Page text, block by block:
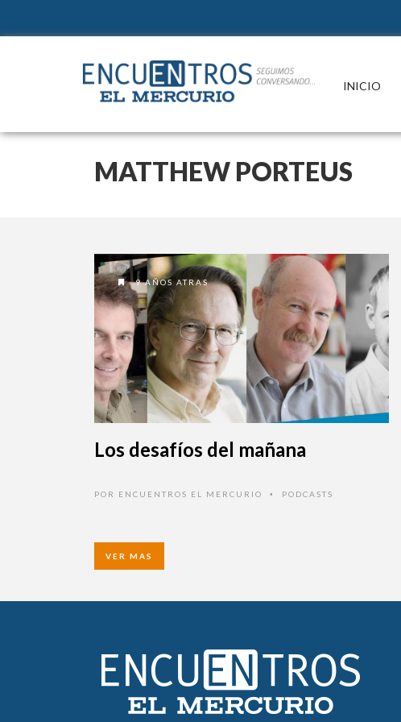
INICIO
MATTHEW PORTEUS
9 AÑOS ATRAS
Los desafíos del mañana
POR ENCUENTROS EL MERCURIO • PODCASTS
VER MAS